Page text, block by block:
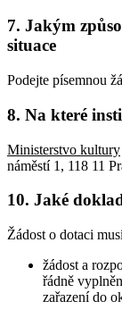
7. Jakým
situace
Podejte písemnou
8. Na které
Ministerstvo kultury
náměstí 1, 118 11
10. Jaké
Žádost o dotaci
žádost a
řádně
zařazení do